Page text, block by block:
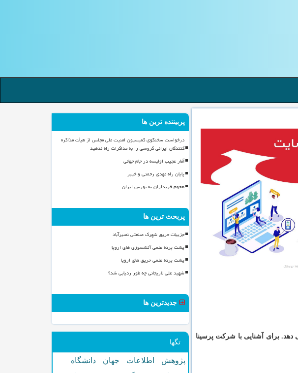
برای آشنایی با شرکت پرسینا
پربیننده ترین ها
درخواست سخنگوی کمیسیون امنیت ملی مجلس از هیأت مذاکره
کنندگان ایرانی گروسی را به مذاکرات راه ندهید
آمار عجیب اولیسه در جام جهانی
پایان راه مهدی رحمتی و خیبر
هجوم خریداران به بورس ایران
پربحث ترین ها
جزییات حریق شهرک صنعتی نصیرآباد
پشت پرده علمی آتشسوزی های اروپا
پشت پرده علمی حریق های اروپا
شهید علی لاریجانی چه طور ردیابی شد؟
جدیدترین ها
تگها
پژوهش اطلاعات جهان
دانشگاه